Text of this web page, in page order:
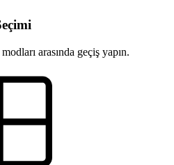
arasında geçiş yapın.